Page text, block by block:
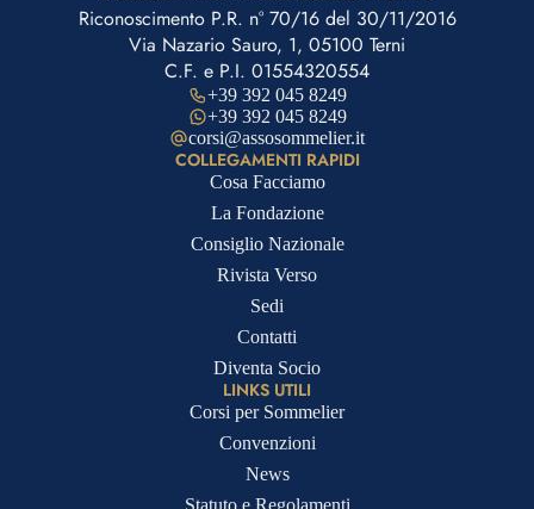
Riconoscimento P.R. n° 70/16 del 30/11/2016
Via Nazario Sauro, 1, 05100 Terni
C.F. e P.I. 01554320554
+39 392 045 8249
+39 392 045 8249
corsi@assosommelier.it
COLLEGAMENTI RAPIDI
Cosa Facciamo
La Fondazione
Consiglio Nazionale
Rivista Verso
Sedi
Contatti
Diventa Socio
LINKS UTILI
Corsi per Sommelier
Convenzioni
News
Statuto e Regolamenti